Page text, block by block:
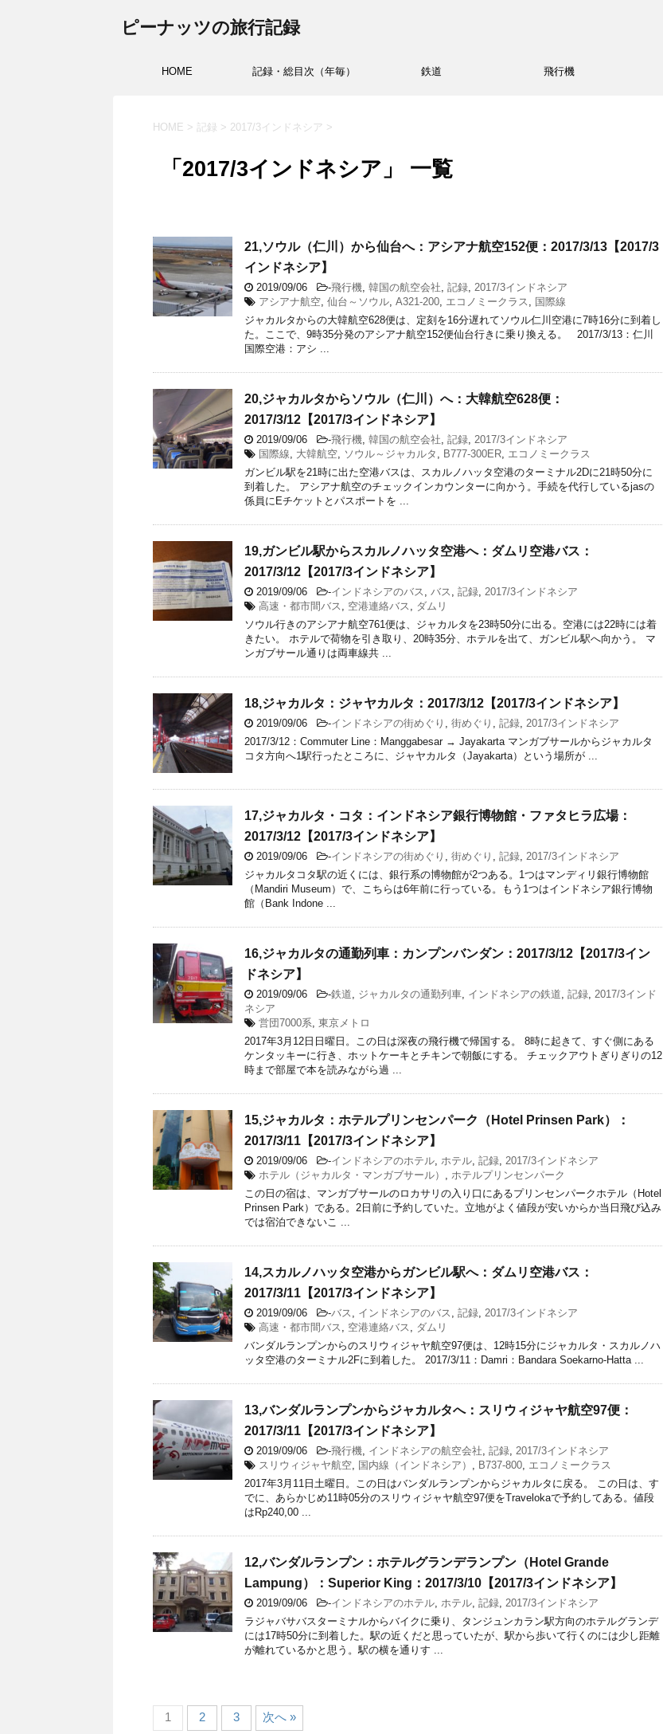
ピーナッツの旅行記録
HOME 記録・総目次（年毎） 鉄道 飛行機
HOME > 記録 > 2017/3インドネシア >
「2017/3インドネシア」 一覧
21,ソウル（仁川）から仙台へ：アシアナ航空152便：2017/3/13【2017/3
インドネシア】
2019/09/06 -飛行機, 韓国の航空会社, 記録, 2017/3インドネシア
アシアナ航空, 仙台～ソウル, A321-200, エコノミークラス , 国際線
ジャカルタからの大韓航空628便は、定刻を16分遅れてソウル仁川空港に7時16分に到着し
た。ここで、9時35分発のアシアナ航空152便仙台行きに乗り換える。 2017/3/13：仁川
国際空港：アシ ...
20,ジャカルタからソウル（仁川）へ：大韓航空628便：
2017/3/12【2017/3インドネシア】
2019/09/06 -飛行機, 韓国の航空会社, 記録, 2017/3インドネシア
国際線, 大韓航空, ソウル～ジャカルタ , B777-300ER, エコノミークラス
ガンビル駅を21時に出た空港バスは、スカルノハッタ空港のターミナル2Dに21時50分に
到着した。 アシアナ航空のチェックインカウンターに向かう。手続を代行しているjasの
係員にEチケットとパスポートを ...
19,ガンビル駅からスカルノハッタ空港へ：ダムリ空港バス：
2017/3/12【2017/3インドネシア】
2019/09/06 -インドネシアのバス , バス , 記録, 2017/3インドネシア
高速・都市間バス , 空港連絡バス , ダムリ
ソウル行きのアシアナ航空761便は、ジャカルタを23時50分に出る。空港には22時には着
きたい。 ホテルで荷物を引き取り、20時35分、ホテルを出て、ガンビル駅へ向かう。 マ
ンガブサール通りは両車線共 ...
18,ジャカルタ：ジャヤカルタ：2017/3/12【2017/3インドネシア】
2019/09/06 -インドネシアの街めぐり , 街めぐり , 記録, 2017/3インドネシア
2017/3/12：Commuter Line：Manggabesar → Jayakarta マンガブサールからジャカルタ
コタ方向へ1駅行ったところに、ジャヤカルタ（Jayakarta）という場所が ...
17,ジャカルタ・コタ：インドネシア銀行博物館・ファタヒラ広場：
2017/3/12【2017/3インドネシア】
2019/09/06 -インドネシアの街めぐり , 街めぐり , 記録, 2017/3インドネシア
ジャカルタコタ駅の近くには、銀行系の博物館が2つある。1つはマンディリ銀行博物館
（Mandiri Museum）で、こちらは6年前に行っている。もう1つはインドネシア銀行博物
館（Bank Indone ...
16,ジャカルタの通勤列車：カンプンバンダン：2017/3/12【2017/3イン
ドネシア】
2019/09/06 -鉄道, ジャカルタの通勤列車, インドネシアの鉄道, 記録, 2017/3インド
ネシア
営団7000系, 東京メトロ
2017年3月12日日曜日。この日は深夜の飛行機で帰国する。 8時に起きて、すぐ側にある
ケンタッキーに行き、ホットケーキとチキンで朝飯にする。 チェックアウトぎりぎりの12
時まで部屋で本を読みながら過 ...
15,ジャカルタ：ホテルプリンセンパーク（Hotel Prinsen Park）：
2017/3/11【2017/3インドネシア】
2019/09/06 -インドネシアのホテル, ホテル, 記録, 2017/3インドネシア
ホテル（ジャカルタ・マンガブサール） , ホテルプリンセンパーク
この日の宿は、マンガブサールのロカサリの入り口にあるプリンセンパークホテル（Hotel
Prinsen Park）である。2日前に予約していた。立地がよく値段が安いからか当日飛び込み
では宿泊できないこ ...
14,スカルノハッタ空港からガンビル駅へ：ダムリ空港バス：
2017/3/11【2017/3インドネシア】
2019/09/06 -バス , インドネシアのバス , 記録, 2017/3インドネシア
高速・都市間バス , 空港連絡バス , ダムリ
バンダルランプンからのスリウィジャヤ航空97便は、12時15分にジャカルタ・スカルノハ
ッタ空港のターミナル2Fに到着した。 2017/3/11：Damri：Bandara Soekarno-Hatta ...
13,バンダルランプンからジャカルタへ：スリウィジャヤ航空97便：
2017/3/11【2017/3インドネシア】
2019/09/06 -飛行機, インドネシアの航空会社, 記録, 2017/3インドネシア
スリウィジャヤ航空, 国内線（インドネシア） , B737-800, エコノミークラス
2017年3月11日土曜日。この日はバンダルランプンからジャカルタに戻る。 この日は、す
でに、あらかじめ11時05分のスリウィジャヤ航空97便をTravelokaで予約してある。値段
はRp240,00 ...
12,バンダルランプン：ホテルグランデランプン（Hotel Grande
Lampung）：Superior King：2017/3/10【2017/3インドネシア】
2019/09/06 -インドネシアのホテル, ホテル, 記録, 2017/3インドネシア
ラジャバサバスターミナルからバイクに乗り、タンジュンカラン駅方向のホテルグランデ
には17時50分に到着した。駅の近くだと思っていたが、駅から歩いて行くのには少し距離
が離れているかと思う。駅の横を通りす ...
1 2 3 次へ »